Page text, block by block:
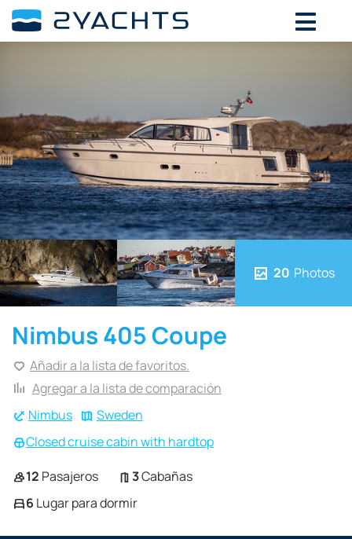
20 Photos
Nimbus
Sweden
Closed cruise cabin with hardtop
Nimbus 405 Coupe
Añadir a la lista de favoritos.
Agregar a la lista de comparación
12 Pasajeros 3Cabañas
6 Lugar para dormir